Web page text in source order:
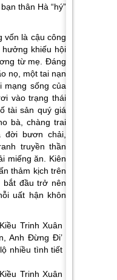
thân Hà “hý”
vốn là cậu công
khiếu hội
từ mẹ. Đáng
nọ, một tai nạn
mạng sống của
vào trạng thái
tài sản quý giá
bà, chàng trai
bươn chải,
truyền thần
miếng ăn. Kiên
thảm kịch trên
bắt đầu trở nên
uất hận khôn